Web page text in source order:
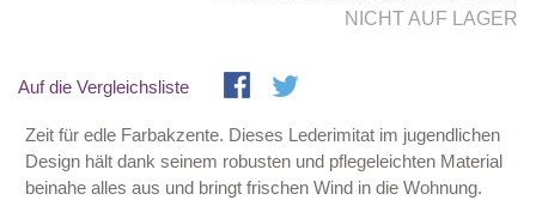
NICHT AUF LAGER
Auf die Vergleichsliste
Zeit für edle Farbakzente. Dieses Lederimitat im jugendlichen
Design hält dank seinem robusten und pflegeleichten Material
beinahe alles aus und bringt frischen Wind in die Wohnung.